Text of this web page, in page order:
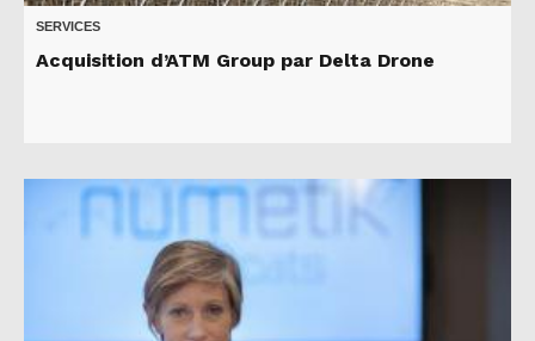
SERVICES
Acquisition d’ATM Group par Delta Drone